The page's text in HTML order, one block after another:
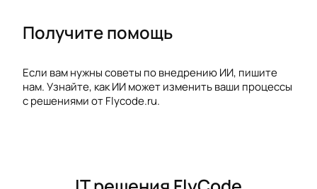
Получите помощь
Если вам нужны советы по внедрению ИИ, пишите
нам. Узнайте, как ИИ может изменить ваши процессы
с решениями от Flycode.ru.